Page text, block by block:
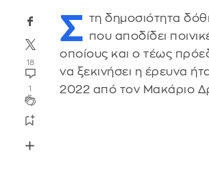
18
1
Σ τη δημοσιότητα
που αποδίδει
οποίους και ο τέως
να ξεκινήσει η έρευνα
2022 από τον Μακάριο